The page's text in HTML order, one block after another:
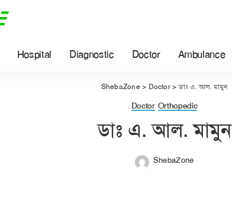
Hospital Diagnostic Doctor Ambulance
ShebaZone > Doctor>ডাঃ এ. আল. মামুন
Doctor Orthopedic
ডাঃ এ. আল. মামুন
ShebaZone